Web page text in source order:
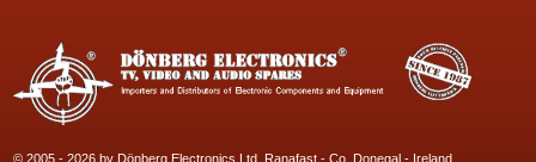
© 2005 - 2026 by Dönberg Electronics Ltd. Ranafast - Co. Donegal - Ireland